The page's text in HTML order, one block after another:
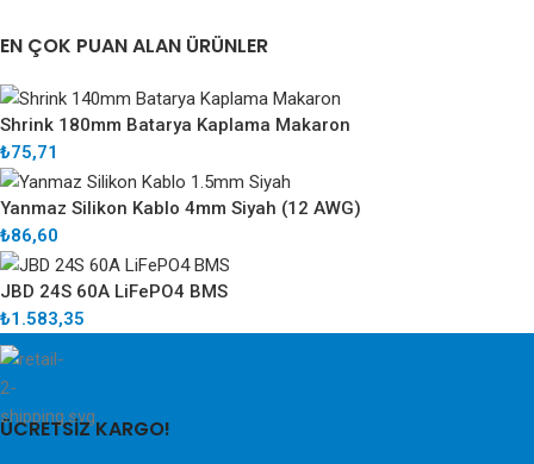
EN ÇOK PUAN ALAN ÜRÜNLER
Shrink 180mm Batarya Kaplama Makaron
₺75,71
Yanmaz Silikon Kablo 4mm Siyah (12 AWG)
₺86,60
JBD 24S 60A LiFePO4 BMS
₺1.583,35
ÜCRETSİZ KARGO!